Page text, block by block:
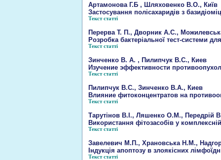
Артамонова Г.Б , Шляховенко В.О., Київ
Застосування полісахаридів з
Текст статті
Перерва Т. П., Дворник А.С.,
Розробка бактеріальної тест-системи
Текст статті
Зинченко В. А. , Пилипчук В.С., Киев
Изучение эффективности
Текст статті
Пилипчук В.С., Зинченко В.А., Киев
Влияние фитоконцентратов на
Текст статті
Тарутінов В.І., Ляшенко О.М., Передрій
Використання фітозасобів у
Текст статті
Завелевич М.П., Храновська Н.М.,
Індукція апоптозу в злоякісних
Текст статті